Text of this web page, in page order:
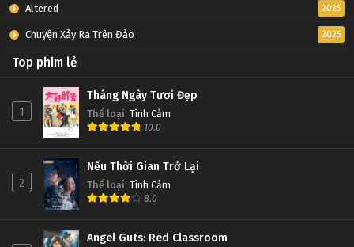
Altered 2025
Chuyện Xảy Ra Trên Đảo 2025
Top phim lẻ
1
Tháng Ngày Tươi Đẹp
Thể loại: Tình Cảm
10.0
2
Nếu Thời Gian Trở Lại
Thể loại: Tình Cảm
8.0
Angel Guts: Red Classroom